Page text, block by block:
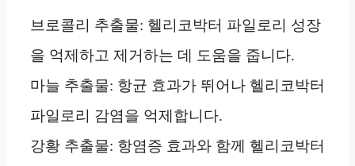
브로콜리 추출물: 헬리코박터 파일로리 성장
을 억제하고 제거하는 데 도움을 줍니다.
마늘 추출물: 항균 효과가 뛰어나 헬리코박터
파일로리 감염을 억제합니다.
강황 추출물: 항염증 효과와 함께 헬리코박터